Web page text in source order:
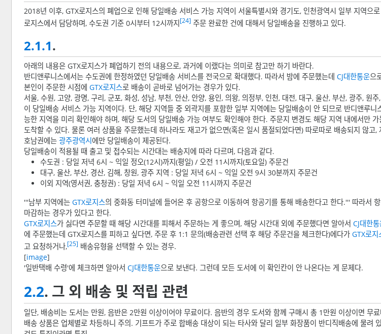
2018년 이후, GTX로지스의 폐업으로 인해 당일배송 서비스 가능 지역이 서울특별시와 경기도, 인천광역시 일부 지역으
로지스에서 담당하며, 수도권 기준 0시부터 12시까지[24] 주문 완료한 건에 대해서 당일배송을 진행하고 있다.
2.1.1.
아래의 내용은 GTX로지스가 폐업하기 전의 내용으로, 과거에 이랬다는 의미로 참고만 하기 바란다.
반디앤루니스에서는 수도권에 한정하였던 당일배송 서비스를 전국으로 확대했다. 따라서 밤에 주문했는데 CJ대한통운으
본인이 주문한 시점에 GTX로지스로 배송이 곧바로 넘어가는 경우가 있다.
서울, 수원, 고양, 광명, 구리, 군포, 화성, 성남, 부천, 안산, 안양, 용인, 의왕, 의정부, 인천, 대전, 대구, 울산, 부산, 광주, 원
이 당일배송 서비스 가능 지역이다. 단, 해당 지역들 중 외곽지를 포함한 일부 지역에는 당일배송이 안 되므로 반디앤루니
능한 지역을 미리 확인해야 하며, 해당 도서의 당일배송 가능 여부도 확인해야 한다. 주문지 변경도 해당 지역 내에서만
도착할 수 있다. 물론 여러 상품을 주문했는데 하나라도 재고가 없으면(혹은 일시 품절되었다면) 따로따로 배송되지 않고,
호남권에는 광주광역시에만 당일배송이 제공된다.
당일배송이 적용될 때 출고 및 접수되는 시간대는 배송지에 따라 다르며, 다음과 같다.
수도권 : 당일 저녁 6시 ~ 익일 정오(12시)까지(평일) / 오전 11시까지(토요일) 주문건
대구, 울산, 부산, 경산, 김해, 창원, 광주 지역 : 당일 저녁 6시 ~ 익일 오전 9시 30분까지 주문건
이외 지역(영서권, 충청권) : 당일 저녁 6시 ~ 익일 오전 11시까지 주문건
'''남부 지역에는 GTX로지스의 중화동 터미널에 들어온 후 공항으로 이동하여 항공기를 통해 배송한다고 한다.''' 따라서
마감하는 경우가 있다고 한다.
GTX로지스가 싫다면 주문할 때 해당 시간대를 피해서 주문하는 게 좋으며, 해당 시간대 외에 주문했다면 알아서 CJ대한
에 주문했는데 GTX로지스를 피하고 싶다면, 주문 후 1:1 문의(배송관련 선택 후 해당 주문건을 체크한다)에다가 GTX로지
고 요청하거나,[25] 배송유형을 선택할 수 있는 경우.
[image]
'일반택배 수령'에 체크하면 알아서 CJ대한통운으로 보낸다. 그런데 모든 도서에 이 확인칸이 안 나온다는 게 문제다.
2.2. 그 외 배송 및 적립 관련
일단, 배송비는 도서는 만원, 음반은 2만원 이상이어야 무료이다. 음반의 경우 도서와 함께 구매시 총 1만원 이상이면 무
배송 상품은 업체별로 차등하니 주의. 기프트가 주로 합배송 대상이 되는 타사와 달리 일부 화장품이 반디직배송에 물려